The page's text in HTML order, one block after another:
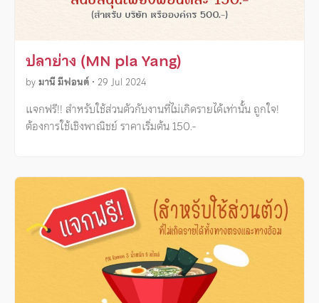
ปลาย่าง (MN pla Yang)
byมานี มีฟอนต์ • 29 Jul 2024
แจกฟรี!! สำหรับใช้ส่วนตัวกับงานที่ไม่เกิดรายได้เท่านั้น ถูกใจ!
ต้องการใช้เชิงพาณิชย์ ราคาเริ่มต้น 150.-